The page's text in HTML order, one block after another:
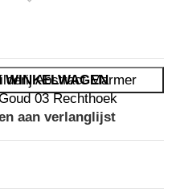
WINKELWAGEN
aan verlanglijst
Abstract Marmer
03 Rechthoek